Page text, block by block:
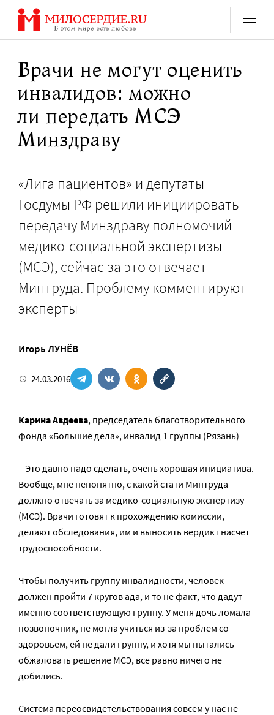
Перейти
содержанию
Врачи не могут оценить
инвалидов: можно
ли передать МСЭ
Минздраву
«Лига пациентов» и депутаты
Госдумы РФ решили инициировать
передачу Минздраву полномочий
медико-социальной экспертизы
(МСЭ), сейчас за это отвечает
Минтруда. Проблему комментируют
эксперты
Игорь ЛУНЁВ
24.03.2016
Карина Авдеева, председатель благотворительного
фонда «Большие дела», инвалид 1 группы (Рязань)
– Это давно надо сделать, очень хорошая инициатива.
Вообще, мне непонятно, с какой стати Минтруда
должно отвечать за медико-социальную экспертизу
(МСЭ). Врачи готовят к прохождению комиссии,
делают обследования, им и выносить вердикт насчет
трудоспособности.
Чтобы получить группу инвалидности, человек
должен пройти 7 кругов ада, и то не факт, что дадут
именно соответствующую группу. У меня дочь ломала
позвоночник, не могла учиться из-за проблем со
здоровьем, ей не дали группу, и хотя мы пытались
обжаловать решение МСЭ, все равно ничего не
добились.
Система переосвидетельствования совсем у нас не